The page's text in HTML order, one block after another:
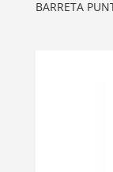
BARRETA